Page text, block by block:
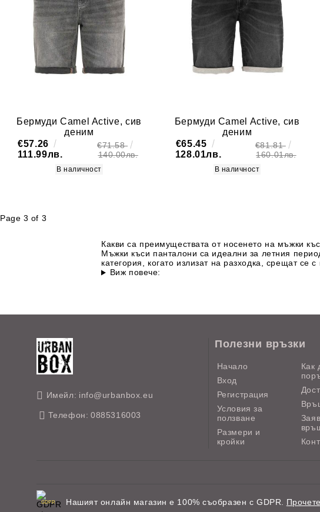
Бермуди Camel Active, сив
деним
€57.26
111.99лв.
€71.58
140.00лв.
В наличност
Бермуди Camel Active, сив
деним
€65.45
128.01лв.
€81.81
160.01лв.
В наличност
Page 3 of 3
Какви са преимуществата от носенето на мъжки
Мъжки къси панталони са идеални за летния
категория, когато излизат на разходка, срещат се
Виж повече:
Имейл: info@urbanbox.eu
Телефон: 0885316003
Полезни връзки
Начало
Вход
Регистрация
Условия за
ползване
Размери и
кройки
Как
GDPR Нашият онлайн магазин е 100% съобразен с GDPR.